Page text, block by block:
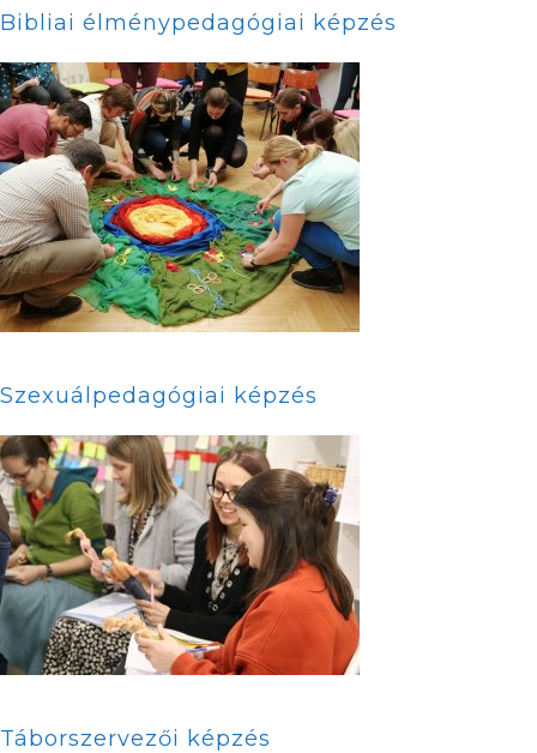
Bibliai élménypedagógiai képzés
Szexuálpedagógiai képzés
Táborszervezői képzés